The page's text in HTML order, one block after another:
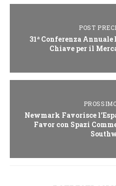
POST
31ª Conferenza Annuale
Chiave per il
Newmark Favorisce
Favor con Spazi